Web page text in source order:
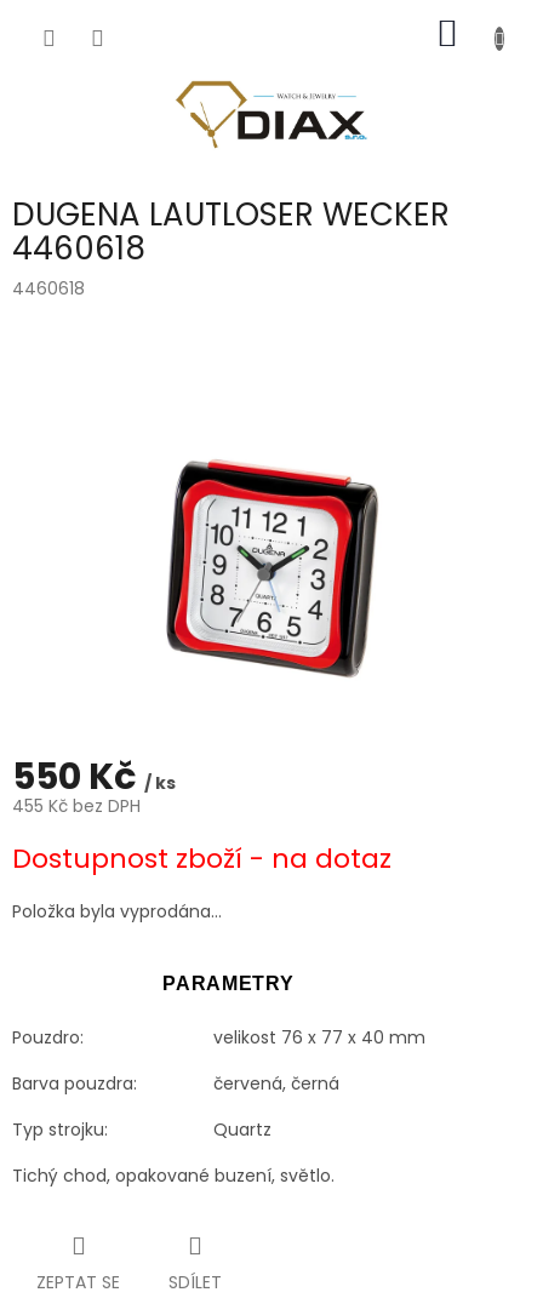
KOŠÍK
DUGENA LAUTLOSER WECKER
4460618
4460618
550 Kč / ks
455 Kč bez DPH
cena:
Dostupnost zboží - na dotaz
Položka byla vyprodána…
PARAMETRY
Pouzdro:
velikost 76 x 77 x 40 mm
Barva pouzdra:
červená, černá
Typ strojku:
Quartz
Tichý chod, opakované buzení, světlo.
ZEPTAT SE SDÍLET